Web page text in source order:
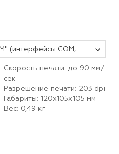
ФР ККТ "POScenter-03ФМ" (интерфейсы COM, USB, ДЯ с WiFi, Bluetooth), чёрный, без ФН
Скорость печати: до 90 мм/
сек
Разрешение печати: 203 dpi
Габариты: 120х105х105 мм
Вес: 0,49 кг